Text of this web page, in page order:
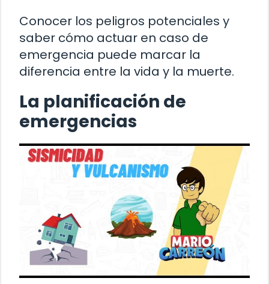
Conocer los peligros potenciales y
saber cómo actuar en caso de
emergencia puede marcar la
diferencia entre la vida y la muerte.
La planificación de
emergencias